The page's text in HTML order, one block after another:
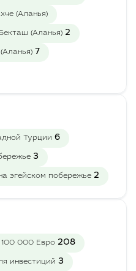
в
(Аланья)
Бекташ (Аланья) 2
7
Турции 6
3
эгейском побережье 2
100 000 Евро 208
инвестиций 3